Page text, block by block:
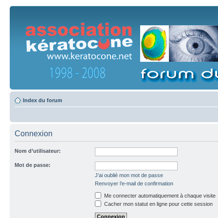
Index du forum
Connexion
Nom d’utilisateur:
Mot de passe:
J’ai oublié mon mot de passe
Renvoyer l’e-mail de confirmation
Me connecter automatiquement à chaque visite
Cacher mon statut en ligne pour cette session